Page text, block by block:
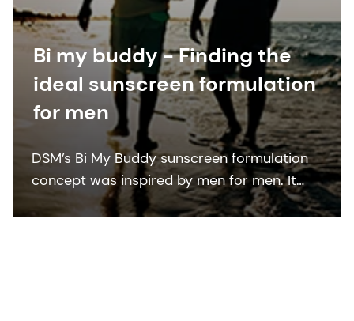
Bi my buddy - Finding the
ideal sunscreen formulation
for men
DSM’s Bi My Buddy sunscreen formulation
concept was inspired by men for men. It
investigates the barriers men face when